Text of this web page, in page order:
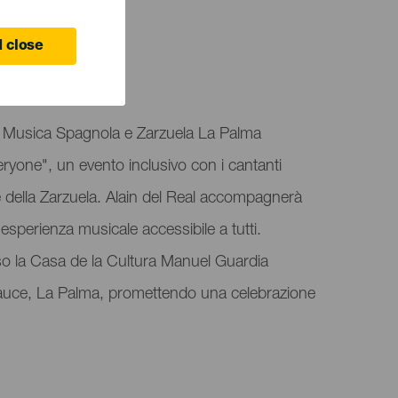
close
Spagnola e Zarzuela La Palma
un evento inclusivo con i cantanti
Zarzuela. Alain del Real accompagnerà
musicale accessibile a tutti.
la Casa de la Cultura Manuel Guardia
La Palma, promettendo una celebrazione